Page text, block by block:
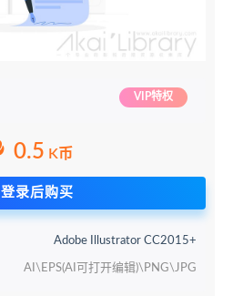
VIP特权
0.5 K币
登录后购买
Adobe Illustrator CC2015+
AI\EPS(AI可打开编辑)\PNG\JPG